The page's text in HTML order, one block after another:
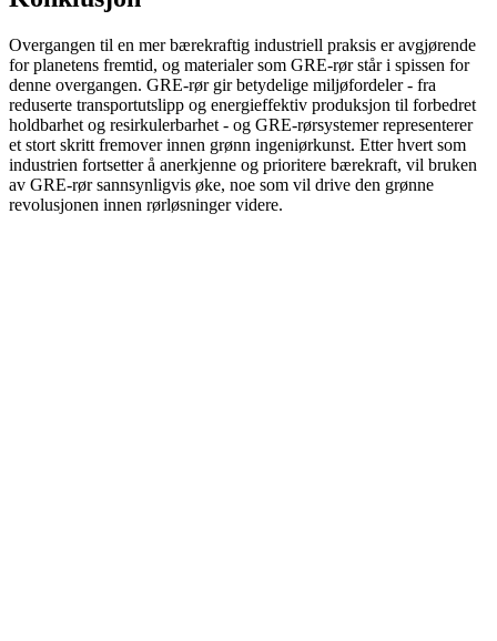
Overgangen til en mer bærekraftig industriell praksis er avgjørende
for planetens fremtid, og materialer som GRE-rør står i spissen for
denne overgangen. GRE-rør gir betydelige miljøfordeler - fra
reduserte transportutslipp og energieffektiv produksjon til forbedret
holdbarhet og resirkulerbarhet - og GRE-rørsystemer representerer
et stort skritt fremover innen grønn ingeniørkunst. Etter hvert som
industrien fortsetter å anerkjenne og prioritere bærekraft, vil bruken
av GRE-rør sannsynligvis øke, noe som vil drive den grønne
revolusjonen innen rørløsninger videre.